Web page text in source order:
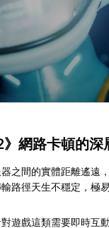
網路卡頓的深
之間的實體距離遙遠
路徑天生不穩定，極
遊戲這類需要即時互